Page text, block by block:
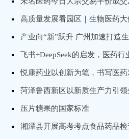
高质量发展看园区｜生物医药大
产业向“新”跃升 广州加速打造
飞书+DeepSeek的启发，医药行
悦康药业以创新为笔，书写医
菏泽鲁西新区以新质生产力引
压片糖果的国家标准
湘潭县开展高考考点食品药品检